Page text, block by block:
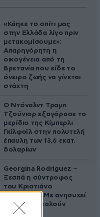
«Κάηκε το σπίτι μας
στην Ελλάδα λίγο πριν
μετακομίσουμε»:
Απαρηγόρητη η
οικογένεια από τη
Βρετανία που είδε το
όνειρο ζωής να γίνεται
στάχτη
Ο Ντόναλντ Τραμπ
Τζούνιορ εξαγόρασε το
μερίδιο της Κίμπερλι
Γκίλφοϊλ στην πολυτελή
έπαυλη των 13,6 εκατ.
δολαρίων
Georgina Rodriguez –
Ξεσπά η σύντροφος
του Κριστιάνο
Ρονάλντο: «Με ανησυχεί
που με αποκαλούν
χοντρή»